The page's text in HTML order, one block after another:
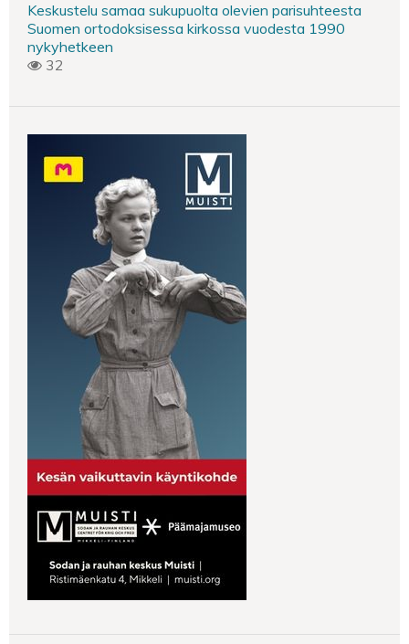
Keskustelu samaa sukupuolta olevien parisuhteesta
Suomen ortodoksisessa kirkossa vuodesta 1990
nykyhetkeen
32